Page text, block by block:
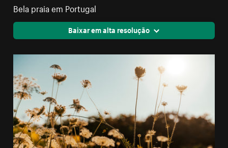
Bela praia em Portugal
Baixar em alta resolução